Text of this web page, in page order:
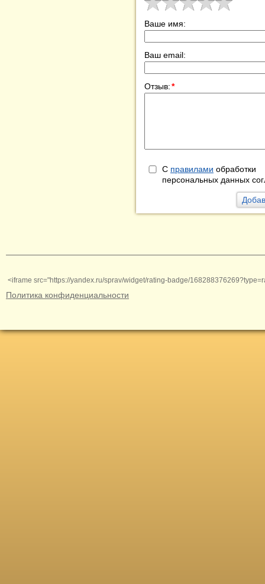
Ваше имя:
Ваш email:
Отзыв:*
С правилами обработки
персональных данных
<iframe src="https://yandex.ru/sprav/widget/rating-badge/
Политика конфиденциальности